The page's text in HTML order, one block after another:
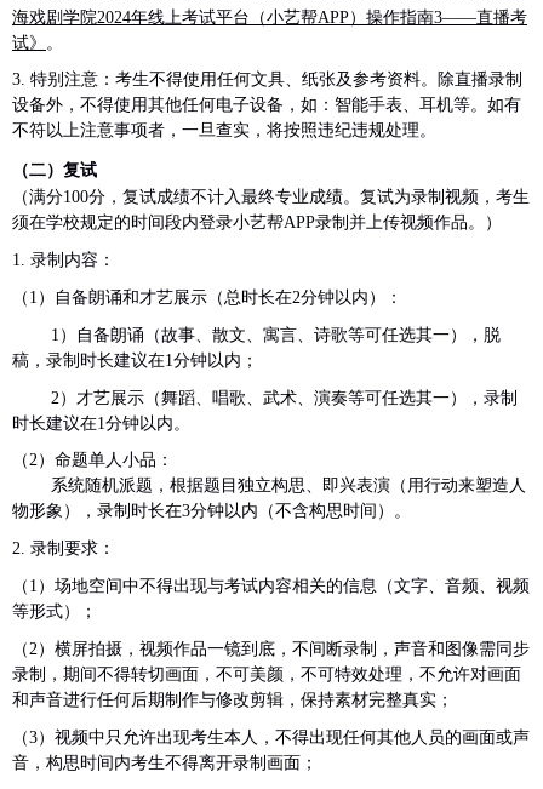
海戏剧学院2024年线上考试平台（小艺帮APP）操作指南3——直播考
试》
。
3. 特别注意：考生不得使用任何文具、纸张及参考资料。除直播录制
设备外，不得使用其他任何电子设备，如：智能手表、耳机等。 如有
不符以上注意事项者，一旦查实，将按照违纪违规处理。
（二）复试
（满分100分，复试成绩不计入最终专业成绩。复试为录制视频，考生
须在学校规定的时间段内登录小艺帮APP录制并上传视频作品。）
1. 录制内容：
（ 1 ）自备朗诵和才艺展示（总时长在2分钟以内）：
1 ）自备朗诵（故事、散文、寓言、诗歌等可任选其一），脱
稿，录制时长建议在1分钟以内；
2 ）才艺展示（舞蹈、唱歌、武术、演奏等可任选其一），录制
时长建议在1分钟以内。
（2）命题单人小品：
系统随机派题，根据题目独立构思、即兴表演（用行动来塑造人
物形象），录制时长在3分钟以内（不含构思时间）。
2. 录制要求：
（ 1 ）场地空间中不得出现与考试内容相关的信息（文字、音频、视频
等形式）；
（ 2 ）横屏拍摄，视频作品一镜到底，不间断录制，声音和图像需同步
录制，期间不得转切画面，不可美颜，不可特效处理，不允许对画面
和声音进行任何后期制作与修改剪辑，保持素材完整真实；
（3）视频中只允许出现考生本人，不得出现任何其他人员的画面或声
音，构思时间内考生不得离开录制画面；